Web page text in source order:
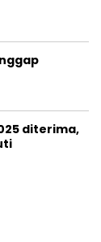
diterima,